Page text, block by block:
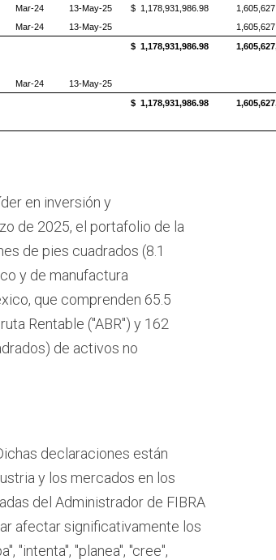
Mar-24 13-May-25 $ 1,178,931,986.98
Mar-24 13-May-25
$ 1,178,931,986.98
Mar-24
13-May-25
$ 1,178,931,986.98
en inversión y
de 2025, el portafolio de la
de pies cuadrados (8.1
y de manufactura
que comprenden 65.5
Rentable ("ABR") y 162
de activos no
declaraciones están
y los mercados en los
del Administrador de FIBRA
afectar significativamente los
"intenta", "planea", "cree",